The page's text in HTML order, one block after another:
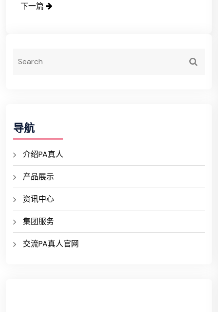
下一篇
导航
介绍PA真人
产品展示
资讯中心
集团服务
交流PA真人官网